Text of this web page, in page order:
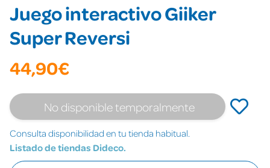
Juego interactivo Giiker
Super Reversi
44,90€
No disponible temporalmente
Consulta disponibilidad en tu tienda habitual.
Listado de tiendas Dideco.